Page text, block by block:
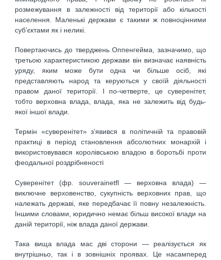
розмежування в залежності від території або кількості
населення. Маленькі держави є такими ж повноцінними
суб’єктами як і неликі.
Повертаючись до тверджень Оппенгейма, зазначимо, що
третьою характеристикою держави він визначає наявність
уряду, яким може бути одна чи більше осіб, які
представляють народ та керуються у своїй діяльності
правом даної території. І по-четверте, це суверенітет,
тобто верховна влада, влада, яка не залежить від будь-
якої іншої влади.
Термін «суверенітет» з’явився в політичній та правовій
практиці в період становлення абсолютних монархій і
використовувався королівською владою в боротьбі проти
феодальної роздрібненості
Суверенітет (фр. souverainetfl — верховна влада) —
виключне верховенство, сукупність верховних прав, що
належать державі, яке передбачає її повну незалежність.
Іншими словами, юридично немає більш високої влади на
даній території, ніж влада даної держави.
Така вища влада мас дві сторони — реалізується як
внутрішньо, так і в зовнішніх проявах. Це насамперед